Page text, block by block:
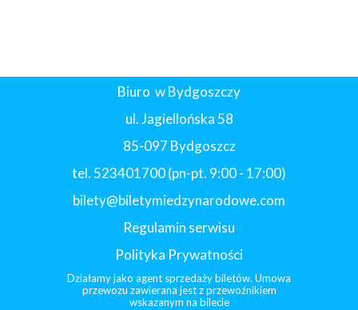
Biuro w Bydgoszczy
ul. Jagiellońska 58
85-097 Bydgoszcz
tel. 523401700 (pn-pt. 9:00 - 17:00)
bilety@biletymiedzynarodowe.com
Regulamin serwisu
Polityka Prywatności
Działamy jako agent sprzedaży biletów. Umowa
przewozu zawierana jest z przewoźnikiem
wskazanym na bilecie